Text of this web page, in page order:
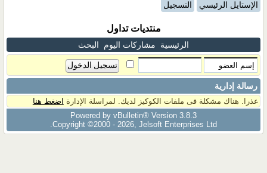
الإستايل الرئيسي التسجيل
منتديات تداول
الرئيسية مشاركات اليوم البحث
رسالة إدارية
عذرا. هناك مشكلة فى ملفات الكوكيز لديك. لمراسلة الإدارة اضغط هنا
Powered by vBulletin® Version 3.8.3
Copyright ©2000 - 2026, Jelsoft Enterprises Ltd.